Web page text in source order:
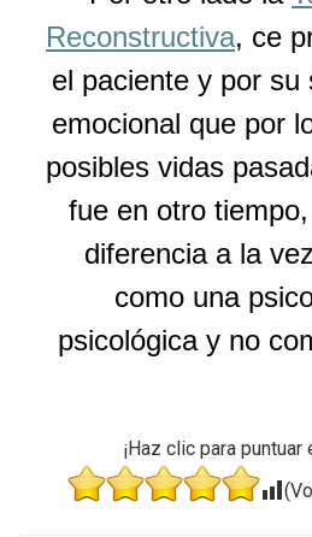
Reconstructiva, ce
el paciente y por su
emocional que por
posibles vidas
fue en otro
diferencia a la
como una
psicológica y no
¡Haz clic para puntuar